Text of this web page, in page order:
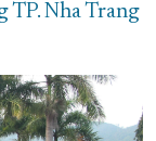
TP. Nha Trang